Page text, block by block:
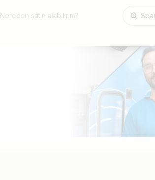
Nereden satın alabilirim?